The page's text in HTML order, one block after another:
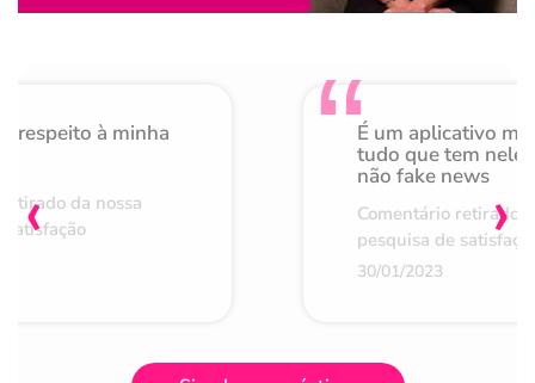
respeito à minha
da nossa
É um aplicativo
tudo que tem nele
não fake news
Comentário retirado
pesquisa de
30/01/2023
‹ ›